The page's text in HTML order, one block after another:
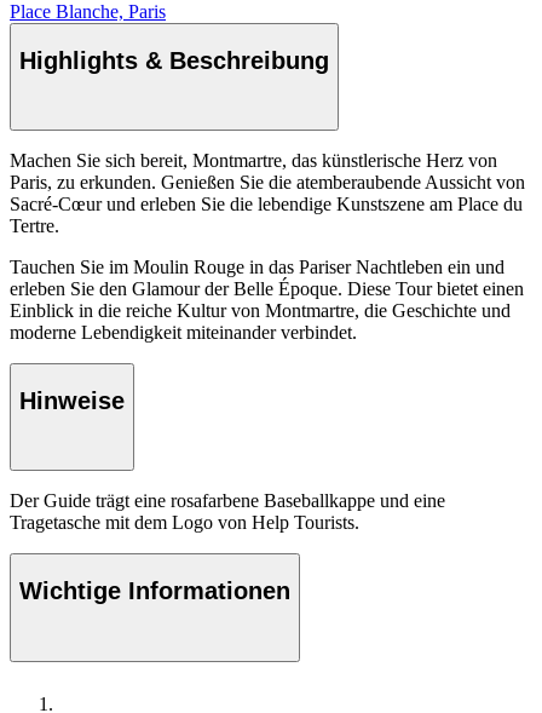
Place Blanche, Paris
Highlights & Beschreibung
Machen Sie sich bereit, Montmartre, das künstlerische Herz von
Paris, zu erkunden. Genießen Sie die atemberaubende Aussicht von
Sacré-Cœur und erleben Sie die lebendige Kunstszene am Place du
Tertre.
Tauchen Sie im Moulin Rouge in das Pariser Nachtleben ein und
erleben Sie den Glamour der Belle Époque. Diese Tour bietet einen
Einblick in die reiche Kultur von Montmartre, die Geschichte und
moderne Lebendigkeit miteinander verbindet.
Hinweise
Der Guide trägt eine rosafarbene Baseballkappe und eine
Tragetasche mit dem Logo von Help Tourists.
Wichtige Informationen